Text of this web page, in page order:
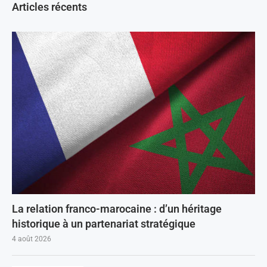
Articles récents
La relation franco-marocaine : d’un héritage
historique à un partenariat stratégique
4 août 2026